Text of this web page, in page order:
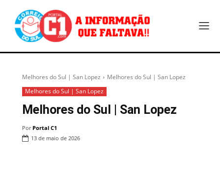
Melhores do Sul | San Lopez
Melhores do Sul | San Lopez
Melhores do Sul | San Lopez
Melhores do Sul | San Lopez
Por Portal C1
13 de maio de 2026